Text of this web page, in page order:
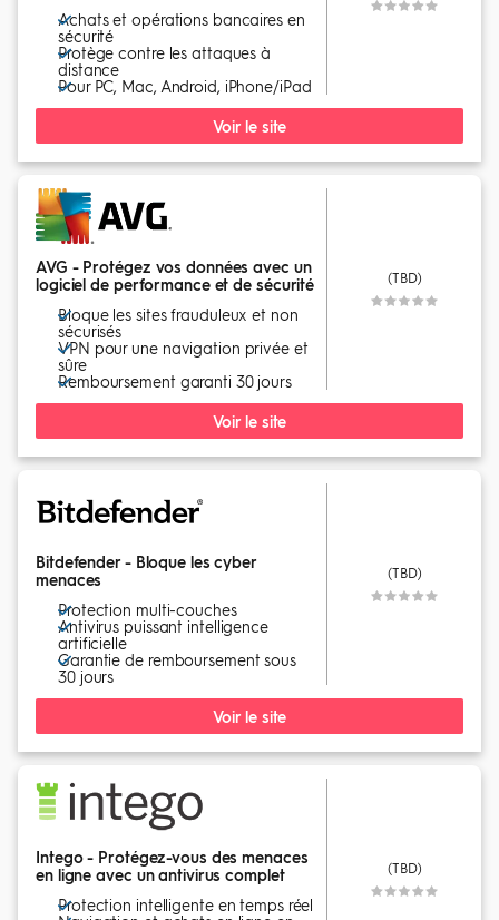
Achats et opérations bancaires en
sécurité
Protège contre les attaques à
distance
Pour PC, Mac, Android, iPhone/iPad
Voir le site
AVG - Protégez vos données avec un
logiciel de performance et de sécurité
Bloque les sites frauduleux et non
sécurisés
VPN pour une navigation privée et
sûre
Remboursement garanti 30 jours
(TBD)
Voir le site
Bitdefender - Bloque les cyber
menaces
Protection multi-couches
Antivirus puissant intelligence
artificielle
Garantie de remboursement sous
30 jours
(TBD)
Voir le site
Intego - Protégez-vous des menaces
en ligne avec un antivirus complet
Protection intelligente en temps réel
(TBD)